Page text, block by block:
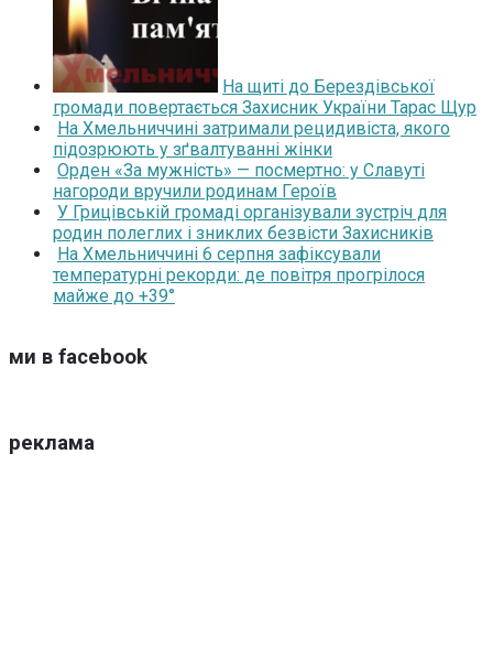
На щиті до Берездівської
громади повертається Захисник України Тарас Щур
На Хмельниччині затримали рецидивіста, якого
підозрюють у зґвалтуванні жінки
Орден «За мужність» — посмертно: у Славуті
нагороди вручили родинам Героїв
У Грицівській громаді організували зустріч для
родин полеглих і зниклих безвісти Захисників
На Хмельниччині 6 серпня зафіксували
температурні рекорди: де повітря прогрілося
майже до +39°
ми в facebook
реклама